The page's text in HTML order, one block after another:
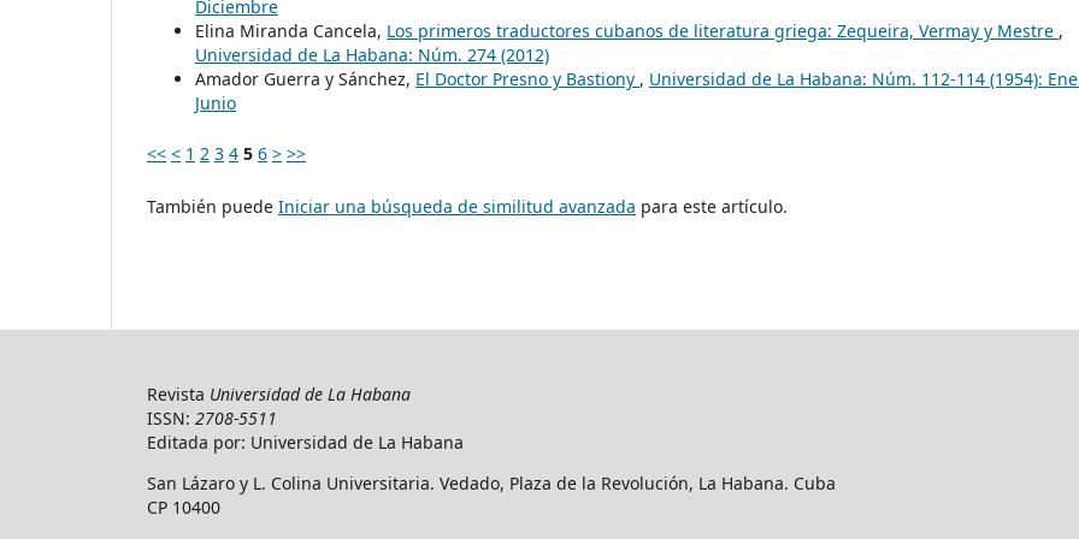
Diciembre
Elina Miranda Cancela, Los primeros traductores cubanos de literatura griega: Zequeira, Vermay y Mestre ,
Universidad de La Habana: Núm. 274 (2012)
Amador Guerra y Sánchez, El Doctor Presno y Bastiony , Universidad de La Habana: Núm. 112-114 (1954):
Junio
<< < 1 2 3 4 5 6 > >>
También puede Iniciar una búsqueda de similitud avanzada para este artículo.
Revista Universidad de La Habana
ISSN: 2708-5511
Editada por: Universidad de La Habana
San Lázaro y L. Colina Universitaria. Vedado, Plaza de la Revolución, La Habana. Cuba
CP 10400